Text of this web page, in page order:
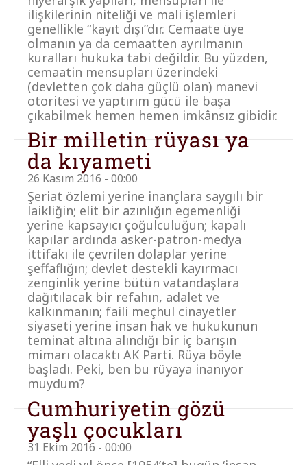
ilişkilerinin niteliği ve mali işlemleri
genellikle “kayıt dışı”dır. Cemaate üye
olmanın ya da cemaatten ayrılmanın
kuralları hukuka tabi değildir. Bu yüzden,
cemaatin mensupları üzerindeki
(devletten çok daha güçlü olan) manevi
otoritesi ve yaptırım gücü ile başa
çıkabilmek hemen hemen imkânsız gibidir.
Bir milletin rüyası ya
da kıyameti
26 Kasım 2016 - 00:00
Şeriat özlemi yerine inançlara saygılı bir
laikliğin; elit bir azınlığın egemenliği
yerine kapsayıcı çoğulculuğun; kapalı
kapılar ardında asker-patron-medya
ittifakı ile çevrilen dolaplar yerine
şeffaflığın; devlet destekli kayırmacı
zenginlik yerine bütün vatandaşlara
dağıtılacak bir refahın, adalet ve
kalkınmanın; faili meçhul cinayetler
siyaseti yerine insan hak ve hukukunun
teminat altına alındığı bir iç barışın
mimarı olacaktı AK Parti. Rüya böyle
başladı. Peki, ben bu rüyaya inanıyor
muydum?
Cumhuriyetin gözü
yaşlı çocukları
31 Ekim 2016 - 00:00